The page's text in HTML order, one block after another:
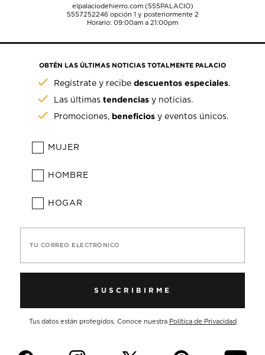
elpalaciodehierro.com (555PALACIO)
5557252246opción 1 y posteriormente 2
Horario: 09:00am a 21:00pm
OBTÉN LAS ÚLTIMAS NOTICIAS TOTALMENTE PALACIO
Regístrate y recibedescuentos especiales.
Las últimastendencias y noticias.
Promociones, beneficios y eventos únicos.
MUJER
HOMBRE
HOGAR
TU CORREO ELECTRÓNICO
SUSCRIBIRME
Tus datos están protegidos. Conoce nuestra Política de Privacidad